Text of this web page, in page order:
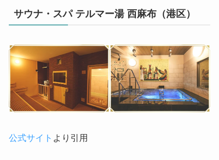
サウナ・スパ テルマー湯 西麻布（港区）
公式サイト より引用